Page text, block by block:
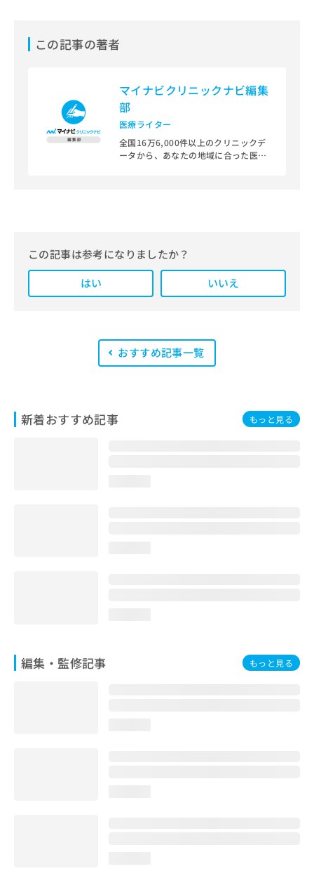
この記事の著者
マイナビクリニックナビ編集
部
医療ライター
全国16万6,000件以上のクリニックデ
ータから、あなたの地域に合った医療
また、医療広告ガイドラインに準拠し
た編集体制を整えており、編集部内に
は、一般社団法人薬機法医療法規格協
います。
この記事は参考になりましたか？
はい
いいえ
おすすめ記事一覧
新着おすすめ記事 もっと見る
編集・監修記事 もっと見る